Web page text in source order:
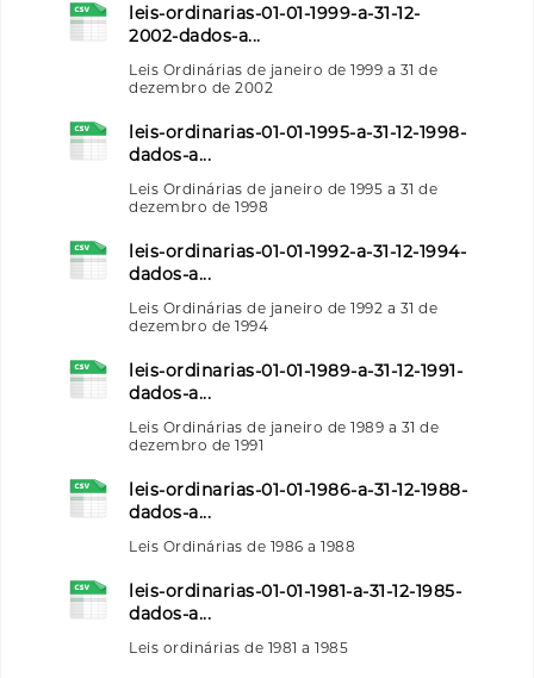
leis-ordinarias-01-01-1999-a-31-12-
2002-dados-a...
Leis Ordinárias de janeiro de 1999 a 31 de
dezembro de 2002
leis-ordinarias-01-01-1995-a-31-12-1998-
dados-a...
Leis Ordinárias de janeiro de 1995 a 31 de
dezembro de 1998
leis-ordinarias-01-01-1992-a-31-12-1994-
dados-a...
Leis Ordinárias de janeiro de 1992 a 31 de
dezembro de 1994
leis-ordinarias-01-01-1989-a-31-12-1991-
dados-a...
Leis Ordinárias de janeiro de 1989 a 31 de
dezembro de 1991
leis-ordinarias-01-01-1986-a-31-12-1988-
dados-a...
Leis Ordinárias de 1986 a 1988
leis-ordinarias-01-01-1981-a-31-12-1985-
dados-a...
Leis ordinárias de 1981 a 1985